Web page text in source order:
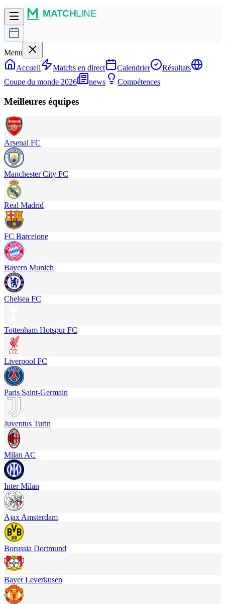
Menu
Accueil
Matchs en direct Calendrier
Résultats
Coupe du monde 2026
news Compétences
Meilleures équipes
Arsenal FC
Manchester City FC
Real Madrid
FC Barcelone
Bayern Munich
Chelsea FC
Tottenham Hotspur FC
Liverpool FC
Paris Saint-Germain
Juventus Turin
Milan AC
Inter Milan
Ajax Amsterdam
Borussia Dortmund
Bayer Leverkusen